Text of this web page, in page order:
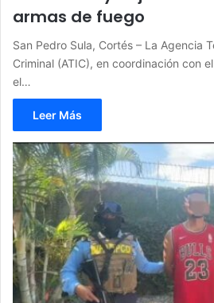
armas de fuego
San Pedro Sula, Cortés – La Agencia
Criminal (ATIC), en coordinación con
el…
Leer Más